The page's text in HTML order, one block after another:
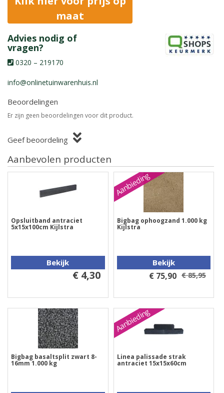
maat
Advies nodig of
vragen?
0320 – 219170
info@onlinetuinwarenhuis.nl
Beoordelingen
Er zijn geen beoordelingen voor dit product.
Geef beoordeling
Aanbevolen producten
Opsluitband antraciet
5x15x100cm Kijlstra
Bekijk
€ 4,30
Aanbieding
Bigbag ophoogzand 1.000 kg
Kijlstra
Bekijk
€ 75,90 € 85,95
Bigbag basaltsplit zwart 8-
16mm 1.000 kg
Aanbieding
Linea palissade strak
antraciet 15x15x60cm